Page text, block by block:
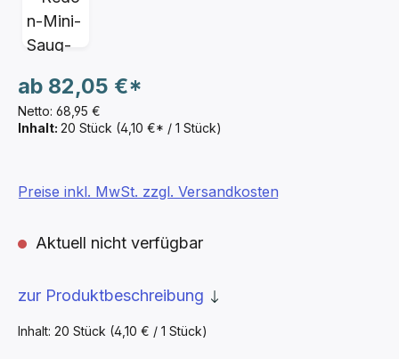
Netto: 68,95 €
ab 82,05 €*
Inhalt: 20 Stück (4,10 €* / 1 Stück)
Inhalt: 20 Stück (4,10 € / 1 Stück)
Preise inkl. MwSt. zzgl. Versandkosten
Aktuell nicht verfügbar
zur Produktbeschreibung